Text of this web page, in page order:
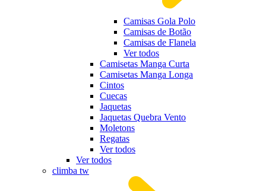
Camisas Gola Polo
Camisas de Botão
Camisas de Flanela
Ver todos
Camisetas Manga Curta
Camisetas Manga Longa
Cintos
Cuecas
Jaquetas
Jaquetas Quebra Vento
Moletons
Regatas
Ver todos
Ver todos
climba tw